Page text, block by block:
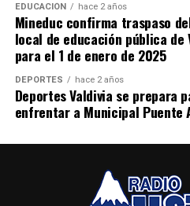
EDUCACIÓN hace 2 años
Mineduc confirma traspaso
local de educación pública de
para el 1 de enero de 2025
DEPORTES hace 2 años
Deportes Valdivia se prepara
enfrentar a Municipal Puente